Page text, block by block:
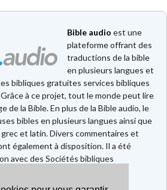
Bible audio est une
plateforme offrant des
traductions de la bible
en plusieurs langues et
bibliques gratuites services bibliques
à ce projet, tout le monde peut lire
de la Bible. En plus de la Bible audio, le
bibles en plusieurs langues ainsi que
et latin. Divers commentaires et
également à disposition. Il a été
avec des Sociétés bibliques